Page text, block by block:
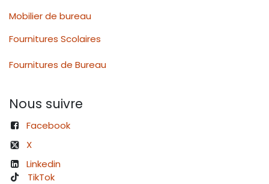
Mobilier de bureau
Fournitures Scolaires
Fournitures de Bureau
Nous suivre
Facebook
X
Linkedin
TikTok